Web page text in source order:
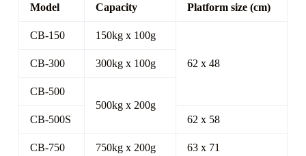
Model
Capacity Platform size (cm)
CB-150 150kg x 100g
62 x 48
CB-300 300kg x 100g
CB-500
500kg x 200g
CB-500S
62 x 58
CB-750 750kg x 200g 63 x 71